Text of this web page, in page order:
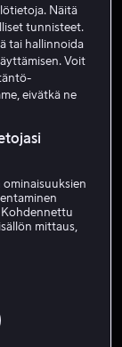
Näitä
tunnisteet.
tai hallinnoida
Voit
eivätkä ne
Kohdennettu
mittaus,